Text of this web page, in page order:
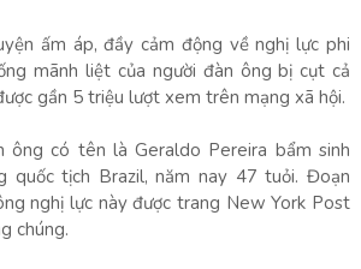
ấm áp, đầy cảm động về nghị lực phi
mãnh liệt của người đàn ông bị cụt cả
gần 5 triệu lượt xem trên mạng xã hội.
ông có tên là Geraldo Pereira bẩm sinh
quốc tịch Brazil, năm nay 47 tuỏi. Đoạn
nghị lực này được trang New York Post
chúng.